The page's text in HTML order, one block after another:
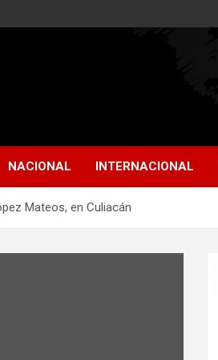
NACIONAL INTERNACIONAL
Mateos, en Culiacán